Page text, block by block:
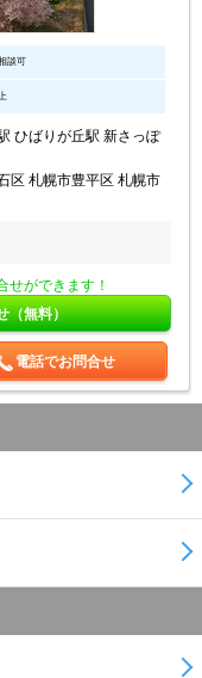
談可
ひばりが丘駅 新さっぽ
区 札幌市豊平区 札幌市
せができます！
（無料）
電話でお問合せ